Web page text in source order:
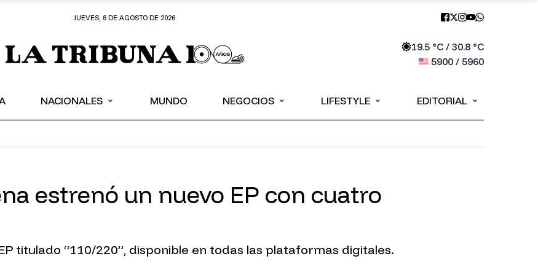
JUEVES, 6 DE AGOSTO DE 2026
19.5°C / 30.8°C
5900/ 5960
NACIONALES ⌄ MUNDO NEGOCIOS ⌄ LIFESTYLE ⌄ EDITORIAL ⌄
estrenó un nuevo EP con cuatro
titulado “110/220”, disponible en todas las plataformas digitales.